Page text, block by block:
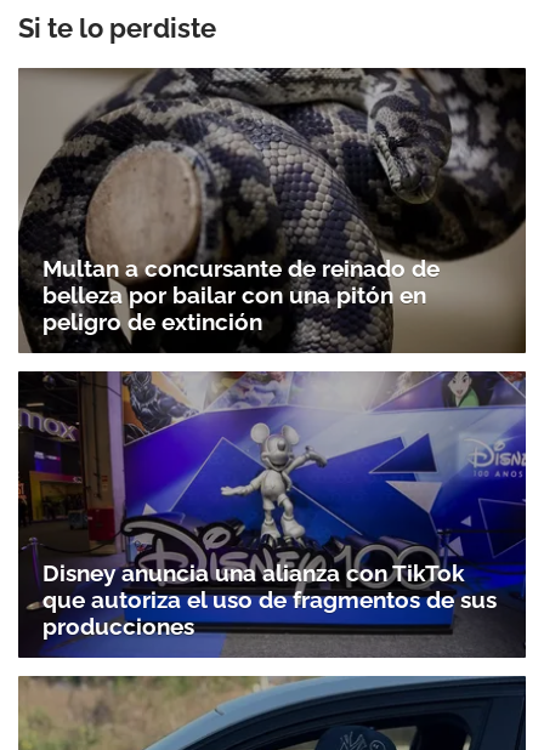
Si te lo perdiste
Multan a concursante de reinado de
belleza por bailar con una pitón en
peligro de extinción
Disney anuncia una alianza con TikTok
que autoriza el uso de fragmentos de sus
producciones